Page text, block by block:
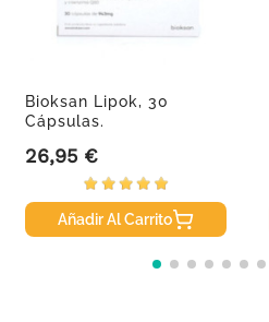
Bioksan Lipok, 30
Cápsulas.
Precio
26,95 €
Añadir Al Carrito